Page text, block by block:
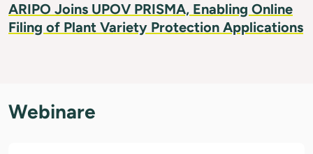
ARIPO Joins UPOV PRISMA, Enabling Online
Filing of Plant Variety Protection Applications
Webinare